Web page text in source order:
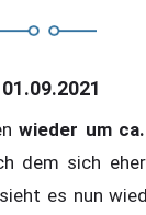
wieder um
dem sich
es nun